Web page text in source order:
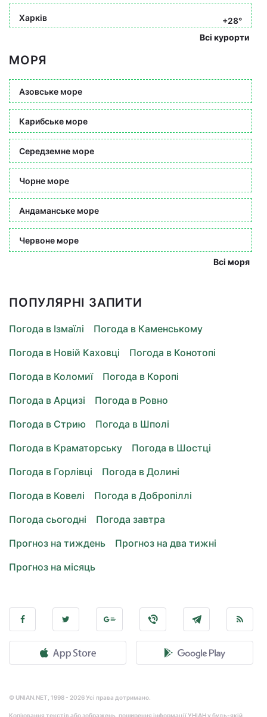
Харків
+28°
Всі курорти
МОРЯ
Азовське море
Карибське море
Середземне море
Чорне море
Андаманське море
Червоне море
Всі моря
ПОПУЛЯРНІ ЗАПИТИ
Погода в Ізмаїлі
Погода в Каменському
Погода в Новій Каховці
Погода в Конотопі
Погода в Коломиї
Погода в Коропі
Погода в Арцизі
Погода в Ровно
Погода в Стрию
Погода в Шполі
Погода в Краматорську
Погода в Шостці
Погода в Горлівці
Погода в Долині
Погода в Ковелі
Погода в Добропіллі
Погода сьогодні
Погода завтра
Прогноз на тиждень
Прогноз на два тижні
Прогноз на місяць
© UNIAN.NET, 1998 - 2026 Усі права дотримано.
Копіювання текстів або зображень, поширення інформації УНІАН у будь-якій